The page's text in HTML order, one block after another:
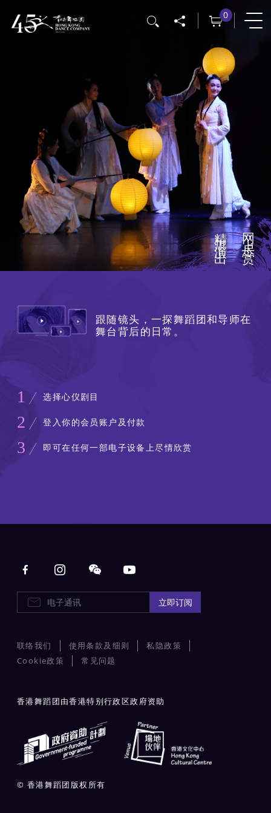
0
网上尽赏
精湛演出
跟随镜头，一探舞蹈团和导师在
舞台背后的日常。
1 选择心仪剧目
2 登入你的会员账户及付款
3 即可在任何一部电子设备上尽情欣赏
Main navigation
电子通讯 立即订阅
联络我们 使用条款及细则
私隐政策
Cookie政策
常见问题
香港舞蹈团由香港特别行政区政府资助
© 香港舞蹈团版权所有